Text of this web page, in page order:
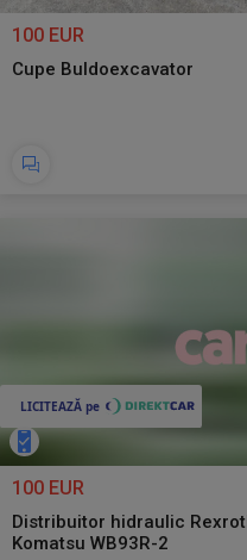
100 EUR
Cupe Buldoexcavator
100 EUR
Distribuitor hidraulic
Komatsu WB93R-2